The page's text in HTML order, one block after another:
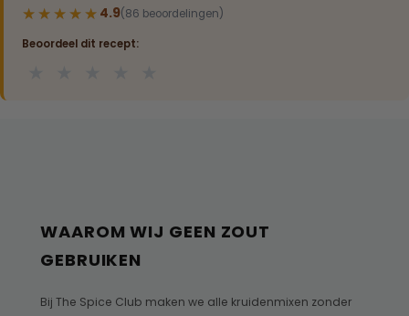
★★★★★
★★★★★ 4.9(86 beoordelingen)
Beoordeel dit recept:
WAAROM WIJ GEEN ZOUT
GEBRUIKEN
Bij The Spice Club maken we alle kruidenmixen zonder